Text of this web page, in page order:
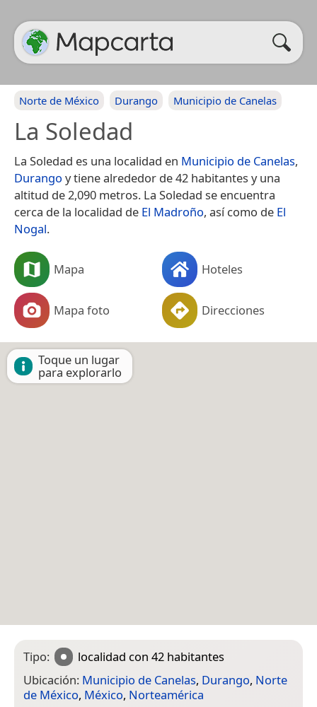
Norte de México Durango Municipio de Canelas
La Soledad
La Soledad es una localidad en Municipio de Canelas,
Durango y tiene alrededor de 42 habitantes y una
altitud de 2,090 metros. La Soledad se encuentra
cerca de la localidad de El Madroño, así como de El
Nogal.
Mapa Hoteles
Mapa foto Direcciones
Toque un lugar
para explorarlo
Tipo: localidad con 42 habitantes
Ubicación: Municipio de Canelas, Durango, Norte
de México, México, Norteamérica